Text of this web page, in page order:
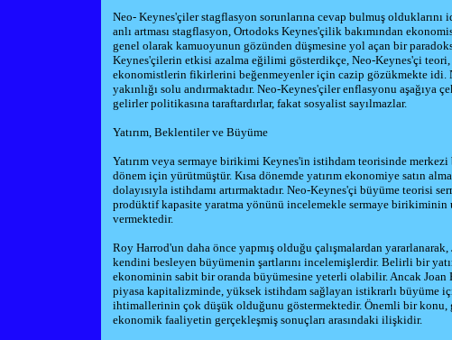
Neo- Keynes'çiler stagflasyon sorunlarına cevap bulmuş
anlı artması stagflasyon, Ortodoks Keynes'çilik bakımından
genel olarak kamuoyunun gözünden düşmesine yol açan bir
Keynes'çilerin etkisi azalma eğilimi gösterdikçe, Neo-Keynes'çi
ekonomistlerin fikirlerini beğenmeyenler için cazip gözükmekte idi.
yakınlığı solu andırmaktadır. Neo-Keynes'çiler enflasyonu aşağıya
gelirler politikasına taraftardırlar, fakat sosyalist sayılmazlar.
Yatırım, Beklentiler ve Büyüme
Yatırım veya sermaye birikimi Keynes'in istihdam teorisinde
dönem için yürütmüştür. Kısa dönemde yatırım ekonomiye satın
dolayısıyla istihdamı artırmaktadır. Neo-Keynes'çi büyüme teorisi
prodüktif kapasite yaratma yönünü incelemekle sermaye birikiminin
vermektedir.
Roy Harrod'un daha önce yapmış olduğu çalışmalardan
kendini besleyen büyümenin şartlarını incelemişlerdir. Belirli bir
ekonominin sabit bir oranda büyümesine yeterli olabilir. Ancak
piyasa kapitalizminde, yüksek istihdam sağlayan istikrarlı büyüme
ihtimallerinin çok düşük olduğunu göstermektedir. Önemli bir
ekonomik faaliyetin gerçekleşmiş sonuçları arasındaki ilişkidir.